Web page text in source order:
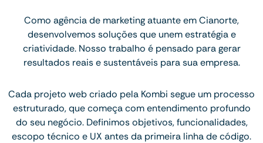
Como agência de marketing atuante em Cianorte,
desenvolvemos soluções que unem estratégia e
criatividade. Nosso trabalho é pensado para gerar
resultados reais e sustentáveis para sua empresa.
Cada projeto web criado pela Kombi segue um processo
estruturado, que começa com entendimento profundo
do seu negócio. Definimos objetivos, funcionalidades,
escopo técnico e UX antes da primeira linha de código.